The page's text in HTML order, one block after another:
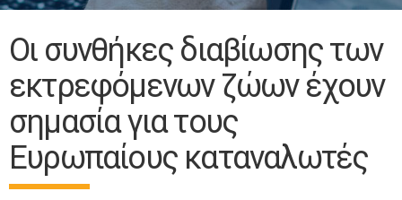
Οι συνθήκες διαβίωσης των
εκτρεφόμενων ζώων έχουν
σημασία για τους
Ευρωπαίους καταναλωτές